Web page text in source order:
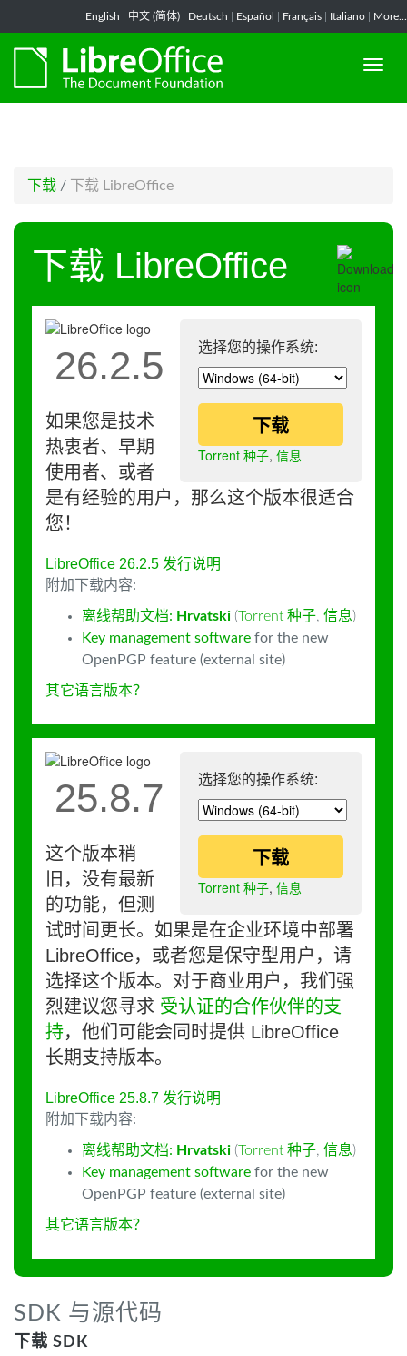
English 中文 (简体) Deutsch Español Français Italiano More...
下载 / 下载 LibreOffice
下载 LibreOffice
选择您的操作系统:
下载
Torrent 种子, 信息
26.2.5
如果您是技术
热衷者、早期
使用者、或者
是有经验的用户，那么这个版本很适合
您！
LibreOffice 26.2.5 发行说明
附加下载内容:
离线帮助文档: Hrvatski (Torrent 种子, 信息)
Key management software for the new
OpenPGP feature (external site)
其它语言版本？
选择您的操作系统:
下载
Torrent 种子, 信息
25.8.7
这个版本稍
旧，没有最新
的功能，但测
试时间更长。如果是在企业环境中部署
LibreOffice，或者您是保守型用户，请
选择这个版本。对于商业用户，我们强
烈建议您寻求 受认证的合作伙伴的支
持，他们可能会同时提供 LibreOffice
长期支持版本。
LibreOffice 25.8.7 发行说明
附加下载内容:
离线帮助文档: Hrvatski (Torrent 种子, 信息)
Key management software for the new
OpenPGP feature (external site)
其它语言版本？
SDK 与源代码
下载 SDK